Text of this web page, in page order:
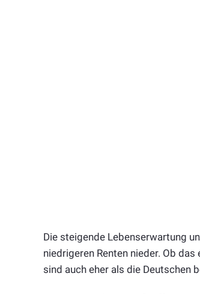
Die steigende Lebenserwartung
niedrigeren Renten nieder. Ob
sind auch eher als die Deutschen